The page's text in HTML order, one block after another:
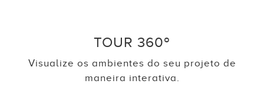
TOUR 360º
Visualize os ambientes do seu projeto de
maneira interativa.